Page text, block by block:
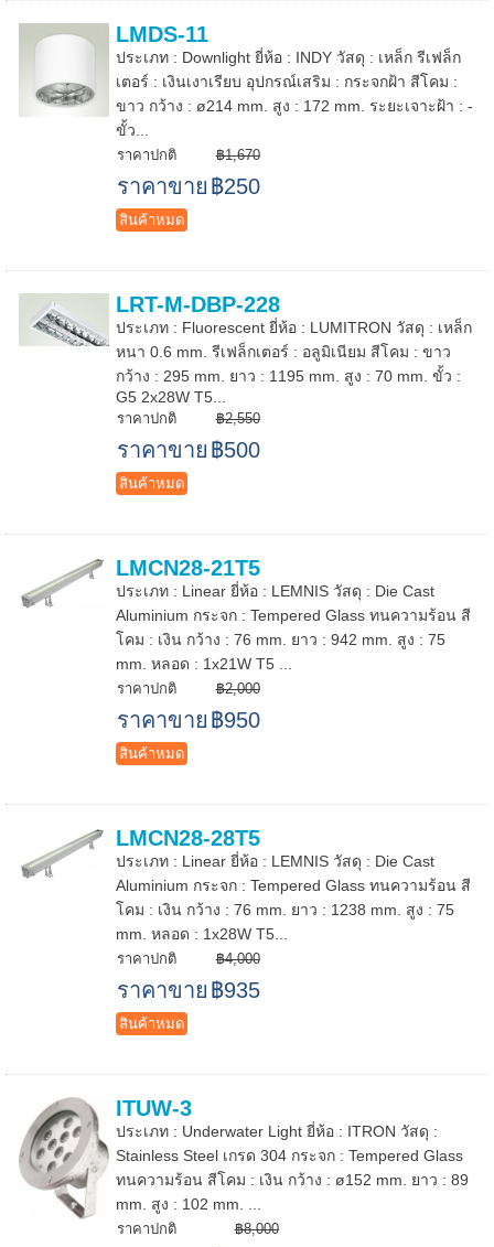
LMDS-11
ประเภท : Downlight ยี่ห้อ : INDY วัสดุ : เหล็ก รีเฟล็ก
เตอร์ : เงินเงาเรียบ อุปกรณ์เสริม : กระจกฝ้า สีโคม :
ขาว กว้าง : ø214 mm. สูง : 172 mm. ระยะเจาะฝ้า : -
ขั้ว...
ราคาปกติ ฿1,670
ราคาขาย ฿250
สินค้าหมด
LRT-M-DBP-228
ประเภท : Fluorescent ยี่ห้อ : LUMITRON วัสดุ : เหล็ก
หนา 0.6 mm. รีเฟล็กเตอร์ : อลูมิเนียม สีโคม : ขาว
กว้าง : 295 mm. ยาว : 1195 mm. สูง : 70 mm. ขั้ว :
G5 2x28W T5...
ราคาปกติ ฿2,550
ราคาขาย ฿500
สินค้าหมด
LMCN28-21T5
ประเภท : Linear ยี่ห้อ : LEMNIS วัสดุ : Die Cast
Aluminium กระจก : Tempered Glass ทนความร้อน สี
โคม : เงิน กว้าง : 76 mm. ยาว : 942 mm. สูง : 75
mm. หลอด : 1x21W T5 ...
ราคาปกติ ฿2,000
ราคาขาย ฿950
สินค้าหมด
LMCN28-28T5
ประเภท : Linear ยี่ห้อ : LEMNIS วัสดุ : Die Cast
Aluminium กระจก : Tempered Glass ทนความร้อน สี
โคม : เงิน กว้าง : 76 mm. ยาว : 1238 mm. สูง : 75
mm. หลอด : 1x28W T5...
ราคาปกติ ฿4,000
ราคาขาย ฿935
สินค้าหมด
ITUW-3
ประเภท : Underwater Light ยี่ห้อ : ITRON วัสดุ :
Stainless Steel เกรด 304 กระจก : Tempered Glass
ทนความร้อน สีโคม : เงิน กว้าง : ø152 mm. ยาว : 89
mm. สูง : 102 mm. ...
ราคาปกติ ฿8,000